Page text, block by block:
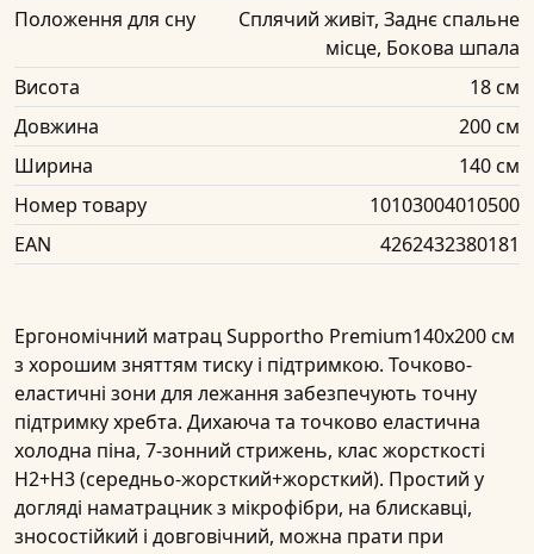
Положення для сну
Сплячий живіт, Заднє спальне
місце, Бокова шпала
Висота
18 см
Довжина
200 см
Ширина
140 см
Номер товару
10103004010500
EAN
4262432380181
Ергономічний матрацSupportho Premium140x200 см
з хорошим зняттям тиску і підтримкою. Точково-
еластичні зони для лежання забезпечують точну
підтримку хребта. Дихаюча та точково еластична
холодна піна, 7-зонний стрижень, клас жорсткості
H2+H3 (середньо-жорсткий+жорсткий). Простий у
догляді наматрацник з мікрофібри, на блискавці,
зносостійкий і довговічний, можна прати при